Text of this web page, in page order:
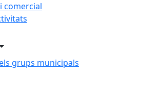
comercial
grups municipals